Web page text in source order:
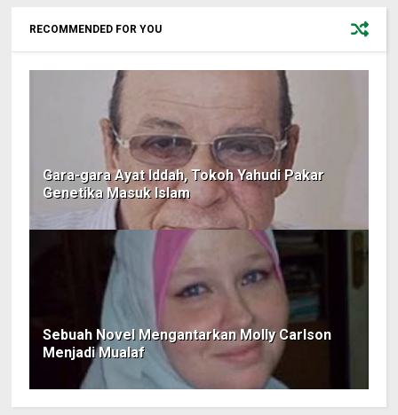
RECOMMENDED FOR YOU
Gara-gara Ayat Iddah, Tokoh Yahudi Pakar
Genetika Masuk Islam
Sebuah Novel Mengantarkan Molly Carlson
Menjadi Mualaf